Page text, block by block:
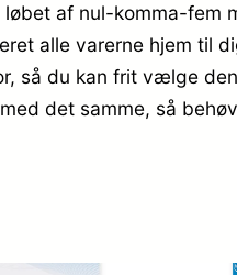
af nul-komma-fem
alle varerne hjem til
så du kan frit vælge
det samme, så